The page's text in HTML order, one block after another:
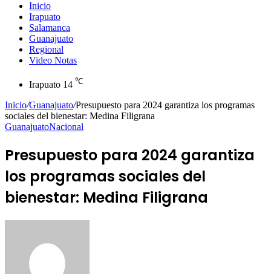
Inicio
Irapuato
Salamanca
Guanajuato
Regional
Video Notas
Irapuato 14 ℃
Inicio/Guanajuato/Presupuesto para 2024 garantiza los programas
sociales del bienestar: Medina Filigrana
GuanajuatoNacional
Presupuesto para 2024 garantiza
los programas sociales del
bienestar: Medina Filigrana